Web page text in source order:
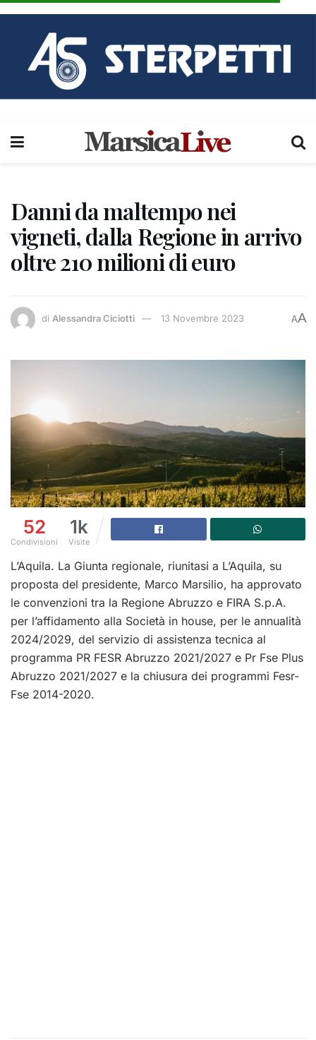
Danni da maltempo nei
vigneti, dalla Regione in arrivo
oltre 210 milioni di euro
di Alessandra Ciciotti 13 Novembre 2023 AA
52
Condivisioni
1k
Visite
L’Aquila. La Giunta regionale, riunitasi a L’Aquila, su
proposta del presidente, Marco Marsilio, ha approvato
le convenzioni tra la Regione Abruzzo e FIRA S.p.A.
per l’affidamento alla Società in house, per le annualità
2024/2029, del servizio di assistenza tecnica al
programma PR FESR Abruzzo 2021/2027 e Pr Fse Plus
Abruzzo 2021/2027 e la chiusura dei programmi Fesr-
Fse 2014-2020.